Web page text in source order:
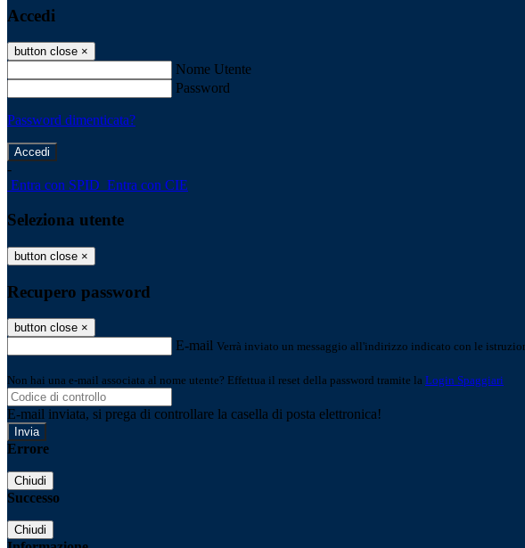
Accedi
button close ×
Nome Utente
Password
Password dimenticata?
-
Entra con SPID Entra con CIE
Seleziona utente
button close ×
Recupero password
button close ×
E-mail Verrà inviato un messaggio all'indirizzo indicato con le
Non hai una e-mail associata al nome utente? Effettua il reset della password tramite la Login Spaggiari
E-mail inviata, si prega di controllare la casella di posta elettronica!
Errore
Chiudi
Successo
Chiudi